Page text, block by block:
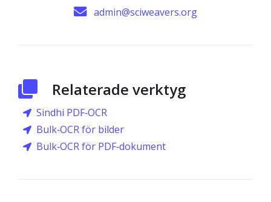
admin@sciweavers.org
Relaterade verktyg
Sindhi PDF‑OCR
Bulk‑OCR för bilder
Bulk‑OCR för PDF‑dokument